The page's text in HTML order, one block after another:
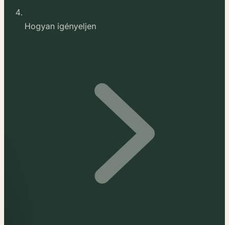
Hogyan igényeljen